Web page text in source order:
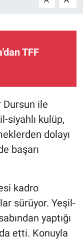
TFF
Dursun ile
siyahlı kulüp,
dolayı
başarı
kadro
sürüyor. Yeşil-
yaptığı
etti. Konuyla